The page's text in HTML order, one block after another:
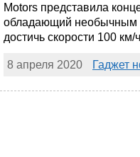
Motors представила
обладающий необычным
достичь скорости 100
8 апреля 2020 Гаджет